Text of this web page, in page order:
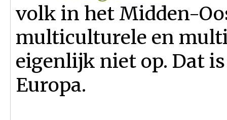
volk in het Midden-
multiculturele en
eigenlijk niet op. Dat
Europa.